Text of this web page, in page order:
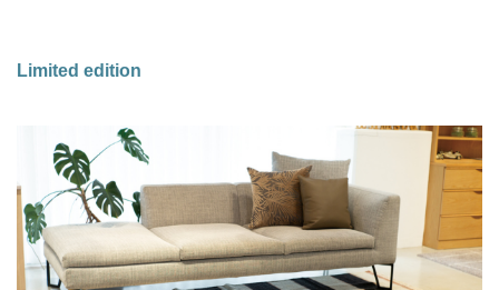
Limited edition